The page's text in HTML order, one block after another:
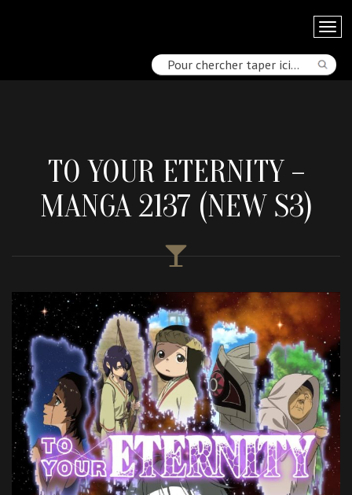
TO YOUR ETERNITY –
MANGA 2137 (NEW S3)